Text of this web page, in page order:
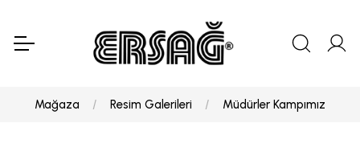
Mağaza Resim Galerileri Müdürler Kampımız